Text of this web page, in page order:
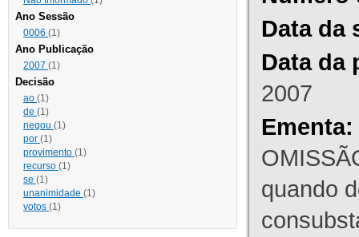
Ano Sessão
0006 (1)
Ano Publicação
2007 (1)
Decisão
ao (1)
de (1)
negou (1)
por (1)
provimento (1)
recurso (1)
se (1)
unanimidade (1)
votos (1)
Data da
Data da
2007
Ementa:
quando